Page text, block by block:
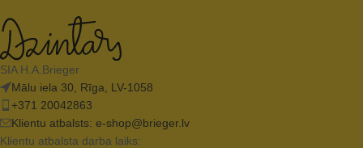
SIA H.A.Brieger
Mālu iela 30, Rīga, LV-1058
+371 20042863
Klientu atbalsts: e-shop@brieger.lv
Klientu atbalsta darba laiks: